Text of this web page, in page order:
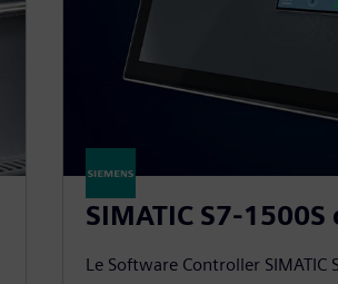
SIMATIC S7-
Le Software Controller SIMATIC